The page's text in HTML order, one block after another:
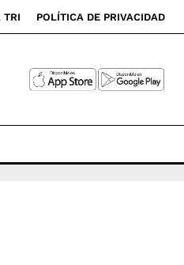
TRI POLÍTICA DE PRIVACIDAD